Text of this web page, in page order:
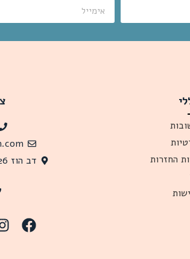
החזרות
דב הוז 26 תל אביב, 6341619 ישראל